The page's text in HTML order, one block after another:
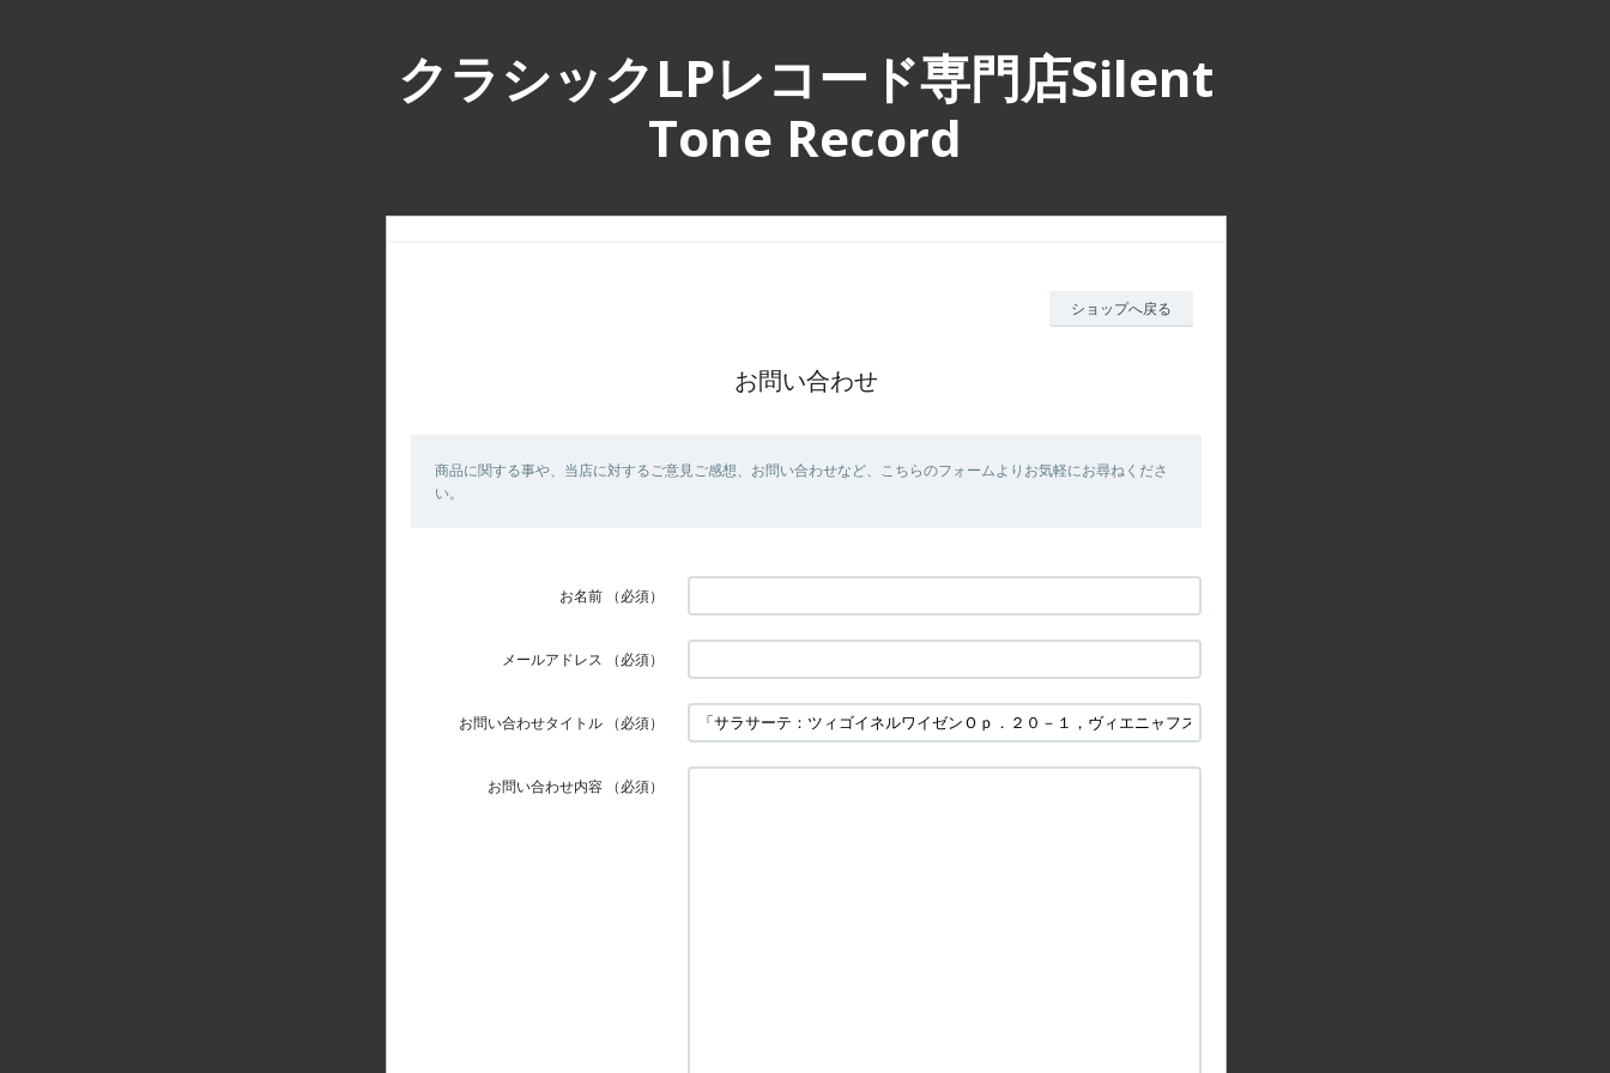
クラシックLPレコード専門店Silent
Tone Record
ショップへ戻る
お問い合わせ
商品に関する事や、当店に対するご意見ご感想、お問い合わせなど、こちらのフォームよりお気軽にお尋ねくださ
い。
お名前 （必須）
メールアドレス （必須）
お問い合わせタイトル （必須）
お問い合わせ内容 （必須）